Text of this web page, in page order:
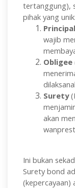
tertanggung),
pihak yang unik:
Principal
wajib
Obligee
Surety
akan
Ini bukan
Surety bond
(kepercayaan)